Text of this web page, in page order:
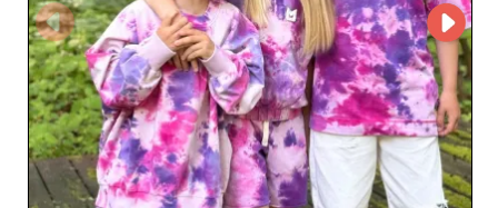
negócio prosperar com uma coleção que conquista
instantaneamente os retalhistas e os seus clientes.